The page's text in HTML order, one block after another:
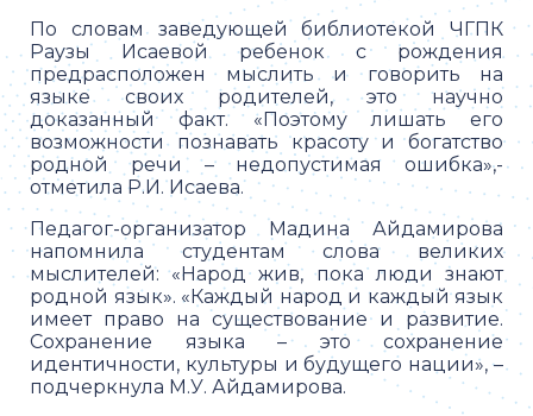
По словам заведующей библиотекой ЧГПК
Раузы Исаевой ребенок с рождения
предрасположен мыслить и говорить на
языке своих родителей, это научно
доказанный факт. «Поэтому лишать его
возможности познавать красоту и богатство
родной речи – недопустимая ошибка»,-
отметила Р.И. Исаева.
Педагог-организатор Мадина Айдамирова
напомнила студентам слова великих
мыслителей: «Народ жив, пока люди знают
родной язык». «Каждый народ и каждый язык
имеет право на существование и развитие.
Сохранение языка – это сохранение
идентичности, культуры и будущего нации», –
подчеркнула М.У. Айдамирова.